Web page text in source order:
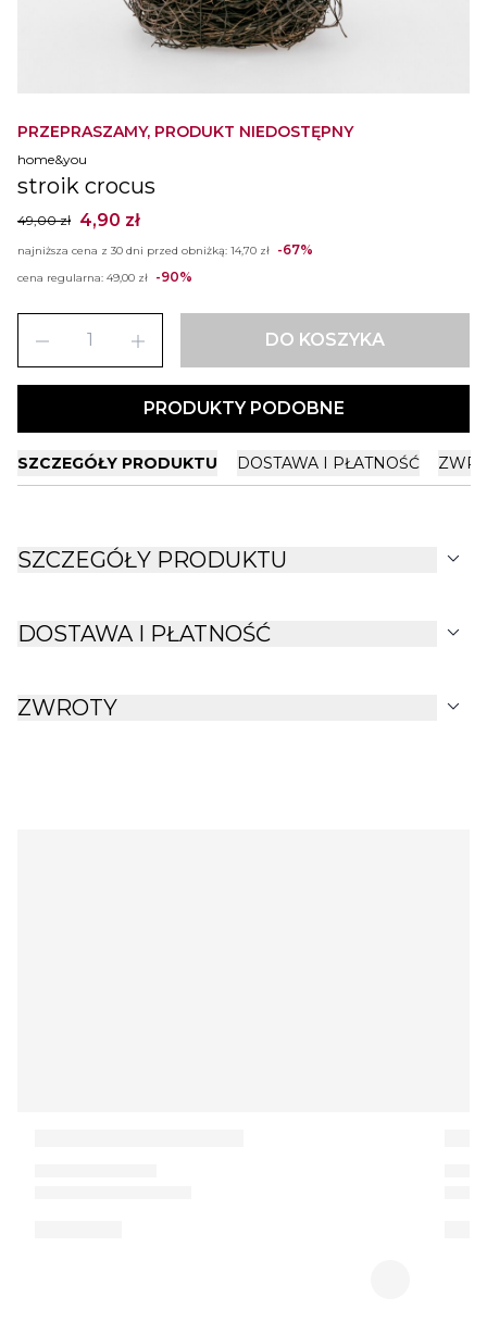
PRZEPRASZAMY, PRODUKT NIEDOSTĘPNY
home&you
stroik crocus
49,00 zł 4,90 zł
najniższa cena z 30 dni przed obniżką: 14,70 zł -67%
cena regularna: 49,00 zł -90%
remove add DO KOSZYKA
PRODUKTY PODOBNE
SZCZEGÓŁY PRODUKTU DOSTAWA I PŁATNOŚĆ
SZCZEGÓŁY PRODUKTU expand_more
DOSTAWA I PŁATNOŚĆ expand_more
ZWROTY expand_more